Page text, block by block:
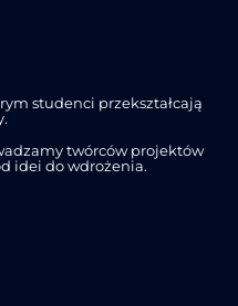
studenci przekształcają
twórców projektów
idei do wdrożenia.